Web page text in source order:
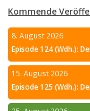
Kommende
8. August 2026
Episode 124 (Wdh.):
15. August 2026
Episode 125 (Wdh.):